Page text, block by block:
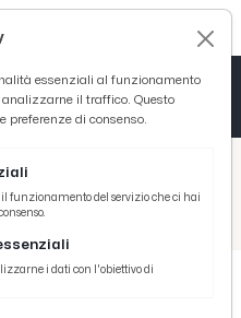
Time
Conclusa 4^ asta #SOSAAA
essenziali al funzionamento
analizzarne il traffico. Questo
preferenze di consenso.
funzionamento del servizio che ci hai
i dati con l'obiettivo di